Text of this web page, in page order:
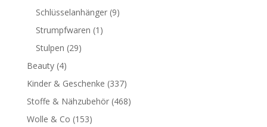
Schlüsselanhänger (9)
Strumpfwaren (1)
Stulpen (29)
Beauty (4)
Kinder & Geschenke (337)
Stoffe & Nähzubehör (468)
Wolle & Co (153)